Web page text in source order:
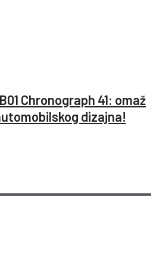
Chronograph 41: omaž
dizajna!